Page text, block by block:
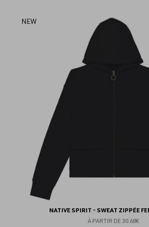
NEW
NATIVE SPIRIT - SWEAT ZIPPÉE
À PARTIR DE 30.68€